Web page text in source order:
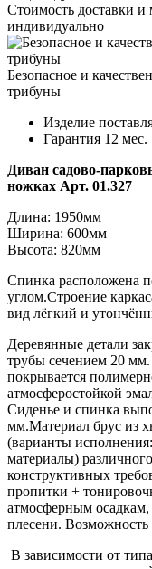
Стоимость доставки и
индивидуально
Безопасное и
трибуны
Изделие
Гарантия 12 мес.
Диван садово-
ножках Арт. 01.327
Длина: 1950мм
Ширина: 600мм
Высота: 820мм
Спинка расположена
углом.Строение
вид лёгкий и
Деревянные детали
трубы сечением 20 мм.
покрывается
атмосферостойкой
Сиденье и спинка
мм.Материал брус из
(варианты
материалы)
конструктивных
пропитки +
атмосферным
плесени.
В зависимости от